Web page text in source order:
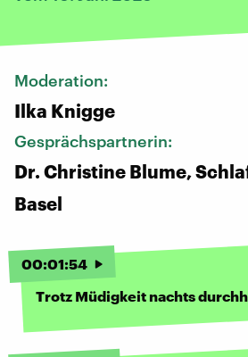
Moderation:
Ilka Knigge
Gesprächspartnerin:
Dr. Christine Blume,
Basel
00:01:54
Trotz Müdigkeit nachts